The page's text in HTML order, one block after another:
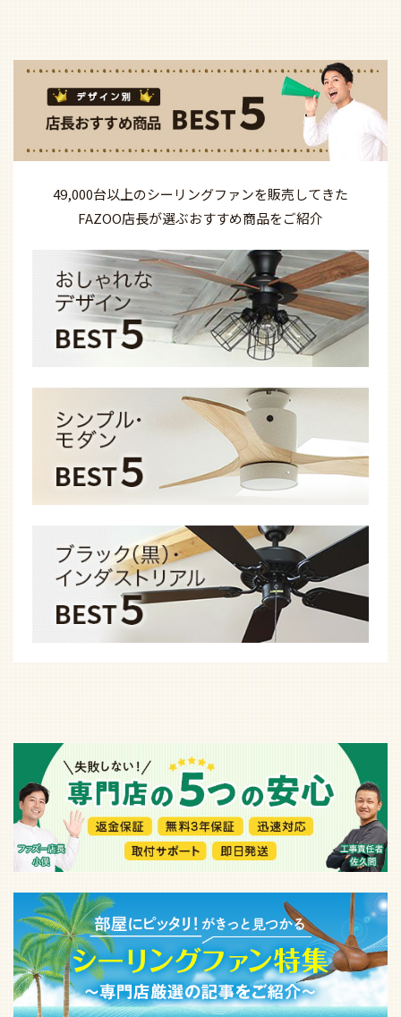
49,000台以上のシーリングファンを販売してきた
FAZOO店長が選ぶおすすめ商品をご紹介